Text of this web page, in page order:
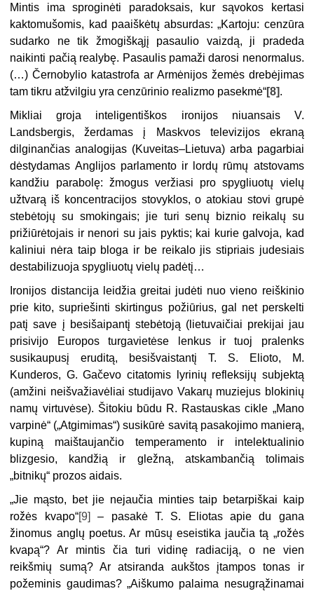
Mintis ima sproginėti paradoksais, kur sąvokos kertasi
kaktomušomis, kad paaiškėtų absurdas:„Kartoju: cenzūra
sudarko ne tik žmogiškąjį pasaulio vaizdą, ji pradeda
naikinti pačią realybę. Pasaulis pamaži darosi nenormalus.
(…) Černobylio katastrofa ar Armėnijos žemės drebėjimas
tam tikru atžvilgiu yra cenzūrinio realizmo pasekmė“[8].
Mikliai groja inteligentiškos ironijos niuansais V.
Landsbergis, žerdamas į Maskvos televizijos ekraną
dilginančias analogijas (Kuveitas–Lietuva) arba pagarbiai
dėstydamas Anglijos parlamento ir lordų rūmų atstovams
kandžiu parabolę: žmogus veržiasi pro spygliuotų vielų
užtvarą iš koncentracijos stovyklos, o atokiau stovi grupė
stebėtojų su smokingais; jie turi senų biznio reikalų su
prižiūrėtojais ir nenori su jais pyktis; kai kurie galvoja, kad
kaliniui nėra taip bloga ir be reikalo jis stipriais judesiais
destabilizuoja spygliuotų vielų padėtį…
Ironijos distancija leidžia greitai judėti nuo vieno reiškinio
prie kito, supriešinti skirtingus požiūrius, gal net perskelti
patį save į besišaipantį stebėtoją (lietuvaičiai prekijai jau
prisivijo Europos turgavietėse lenkus ir tuoj pralenks
susikaupusį eruditą, besišvaistantį T. S. Elioto, M.
Kunderos, G. Gačevo citatomis lyrinių refleksijų subjektą
(amžini neišvažiavėliai studijavo Vakarų muziejus blokinių
namų virtuvėse). Šitokiu būdu R. Rastauskas cikle „Mano
varpinė“ („Atgimimas“) susikūrė savitą pasakojimo manierą,
kupiną maištaujančio temperamento ir intelektualinio
blizgesio, kandžią ir gležną, atskambančią tolimais
„bitnikų“ prozos aidais.
„Jie mąsto, bet jie nejaučia minties taip betarpiškai kaip
rožės kvapo“[9] – pasakė T. S. Eliotas apie du gana
žinomus anglų poetus. Ar mūsų eseistika jaučia tą „rožės
kvapą“? Ar mintis čia turi vidinę radiaciją, o ne vien
reikšmių sumą? Ar atsiranda aukštos įtampos tonas ir
požeminis gaudimas? „Aiškumo palaima nesugrąžinamai